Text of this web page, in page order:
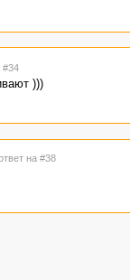
#34
)))
на #38